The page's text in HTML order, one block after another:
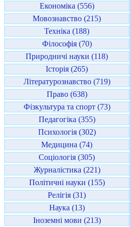
Економіка (556)
Мовознавство (215)
Техніка (188)
Філософія (70)
Природничі науки (118)
Історія (265)
Літературознавство (719)
Право (638)
Фізкультура та спорт (73)
Педагогіка (355)
Психологія (302)
Медицина (74)
Соціологія (305)
Журналістика (221)
Політичні науки (155)
Релігія (31)
Наука (13)
Іноземні мови (213)